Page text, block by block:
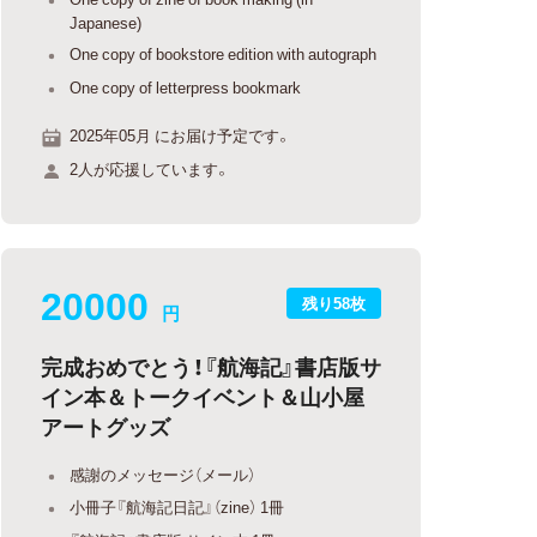
Japanese)
One copy of bookstore edition with autograph
One copy of letterpress bookmark
2025年05月 にお届け予定です。
2人が応援しています。
残り58枚
20000 円
完成おめでとう！『航海記』書店版サ
イン本＆トークイベント＆山小屋
アートグッズ
感謝のメッセージ（メール）
小冊子『航海記日記』（zine） 1冊